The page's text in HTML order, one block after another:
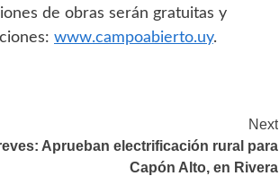
de obras serán gratuitas y
www.campoabierto.uy.
Next
Aprueban electrificación rural para
Capón Alto, en Rivera